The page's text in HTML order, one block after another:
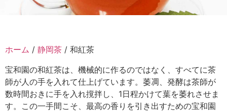
ホーム / 静岡茶 / 和紅茶
宝和園の和紅茶は、機械的に作るのではなく、すべてに茶
師が人の手を入れて仕上げています。萎凋、発酵は茶師が
数時間おきに手を入れ撹拌し、1日程かけて葉を萎れさせま
す。この一手間こそ、最高の香りを引き出すための宝和園